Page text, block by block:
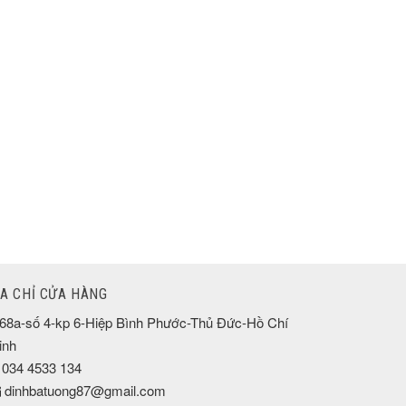
CHỈ CỬA HÀNG
68a-số 4-kp 6-Hiệp Bình Phước-Thủ Đức-Hồ Chí
034 4533 134
dinhbatuong87@gmail.com